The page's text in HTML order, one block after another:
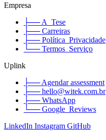
Empresa
├── A_Tese
├── Carreiras
├── Política_Privacidade
└── Termos_Serviço
Uplink
├── Agendar assessment
├── hello@witek.com.br
├── WhatsApp
└── Google_Reviews
LinkedIn Instagram GitHub